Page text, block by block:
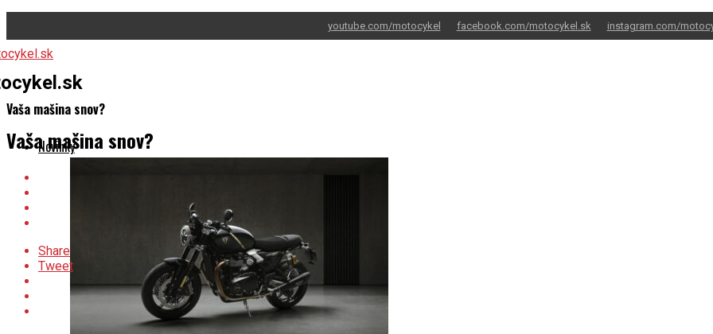
youtube.com/motocykel facebook.com/motocykel.sk instagram.com/
Vaša mašina snov?
Novinky
Vaša mašina snov?
Share
Tweet